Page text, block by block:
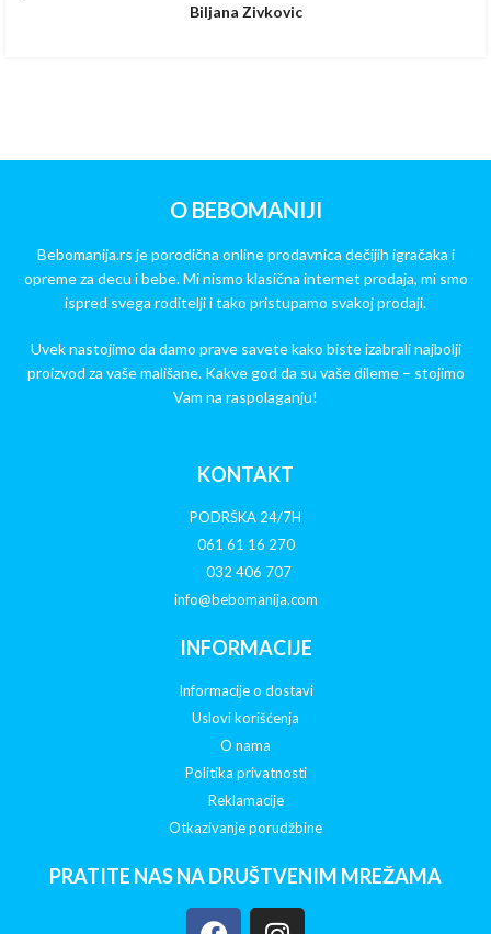
Biljana Zivkovic
O BEBOMANIJI
Bebomanija.rs je porodična online prodavnica dečijih igračaka i
opreme za decu i bebe. Mi nismo klasična internet prodaja, mi smo
ispred svega roditelji i tako pristupamo svakoj prodaji.
Uvek nastojimo da damo prave savete kako biste izabrali najbolji
proizvod za vaše mališane. Kakve god da su vaše dileme – stojimo
Vam na raspolaganju!
KONTAKT
PODRŠKA 24/7H
061 61 16 270
032 406 707
info@bebomanija.com
INFORMACIJE
Informacije o dostavi
Uslovi korišćenja
O nama
Politika privatnosti
Reklamacije
Otkazivanje porudžbine
PRATITE NAS NA DRUŠTVENIM MREŽAMA